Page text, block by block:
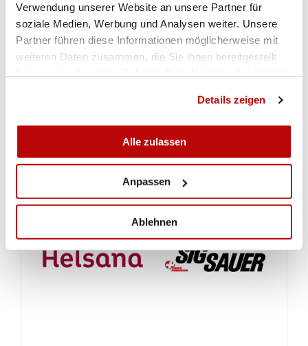
Verwendung unserer Website an unsere Partner für
soziale Medien, Werbung und Analysen weiter. Unsere
Partner führen diese Informationen möglicherweise mit
weiteren Daten zusammen, die Sie ihnen bereitgestellt
Details zeigen
Alle zulassen
Anpassen
Ablehnen
RESULTATE
Rangliste Runde 4 2022 NLA SMM-G50
Schützen-Resultate NLA SMM-G50
200er Schützen Runde 4